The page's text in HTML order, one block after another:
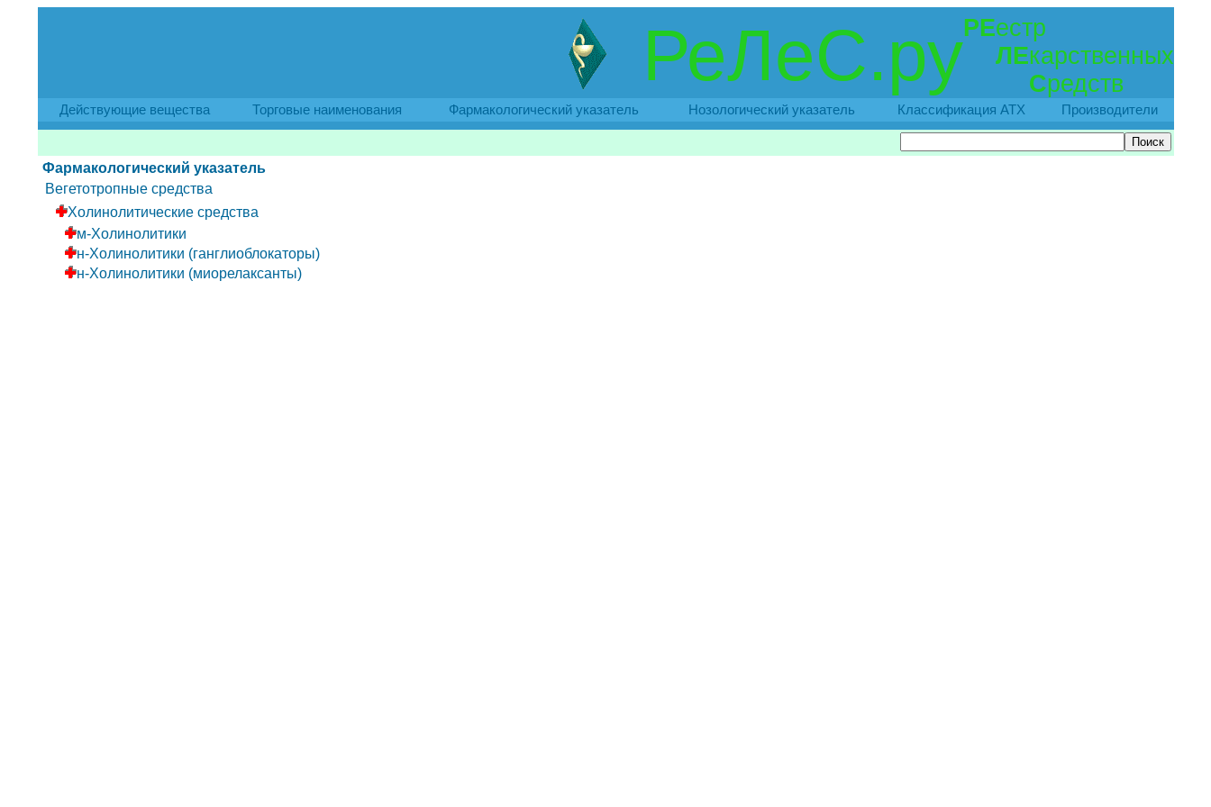
РеЛеС.руРЕестр
ЛЕкарственных
Средств
Действующие вещества Торговые наименования Фармакологический указатель Нозологический указатель Классификация АТХ Производители
Фармакологический указатель
Вегетотропные средства
Холинолитические средства
м-Холинолитики
н-Холинолитики (ганглиоблокаторы)
н-Холинолитики (миорелаксанты)